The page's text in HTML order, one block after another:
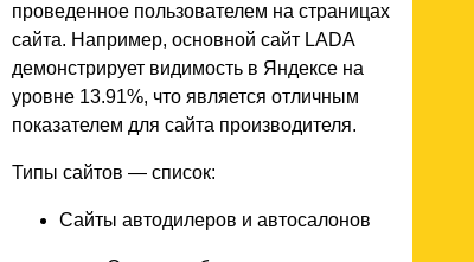
проведенное пользователем на страницах
сайта. Например, основной сайт LADA
демонстрирует видимость в Яндексе на
уровне 13.91%, что является отличным
показателем для сайта производителя.
Типы сайтов — список:
Сайты автодилеров и автосалонов